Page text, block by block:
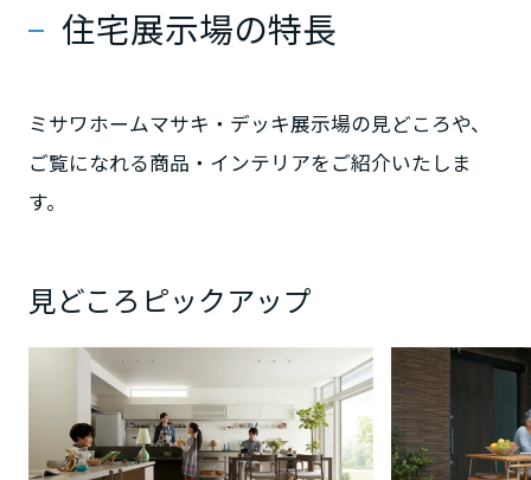
ミサワアイデンティティ
住宅展示場の特長
ミサワホームマサキ・デッキ展示場の見どころや、
ご覧になれる商品・インテリアをご紹介いたしま
す。
見どころピックアップ
甲信越・北陸
新潟県
山梨県
長野県
東海エリア